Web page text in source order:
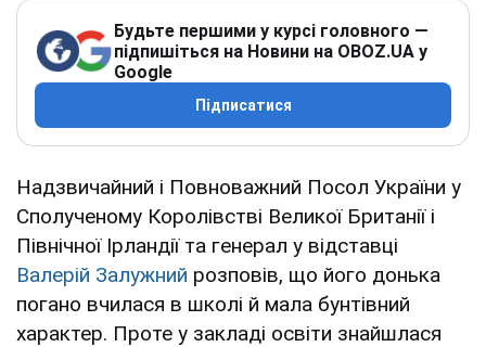
Будьте першими у курсі головного —
підпишіться на Новини на OBOZ.UA у
Google
Підписатися
Надзвичайний і Повноважний Посол України у
Сполученому Королівстві Великої Британії і
Північної Ірландії та генерал у відставці
Валерій Залужний розповів, що його донька
погано вчилася в школі й мала бунтівний
характер. Проте у закладі освіти знайшлася